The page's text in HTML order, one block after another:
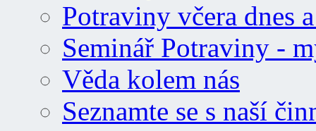
Potraviny včera dnes
Seminář Potraviny -
Věda kolem nás
Seznamte se s naší